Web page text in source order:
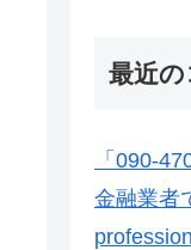
最近の
「090-
金融業者